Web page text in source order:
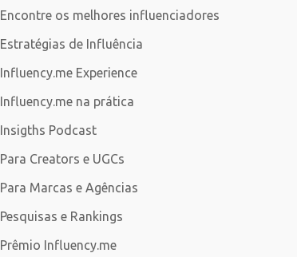
Encontre os melhores influenciadores
Estratégias de Influência
Influency.me Experience
Influency.me na prática
Insigths Podcast
Para Creators e UGCs
Para Marcas e Agências
Pesquisas e Rankings
Prêmio Influency.me